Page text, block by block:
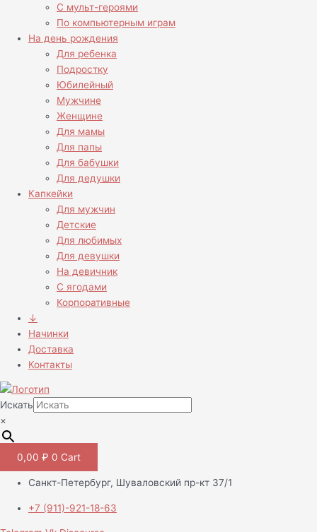
С мульт-героями
По компьютерным играм
На день рождения
Для ребенка
Подростку
Юбилейный
Мужчине
Женщине
Для мамы
Для папы
Для бабушки
Для дедушки
Капкейки
Для мужчин
Детские
Для любимых
Для девушки
На девичник
С ягодами
Корпоративные
↓
Начинки
Доставка
Контакты
Искать
×
0,00 ₽ 0 Cart
Санкт-Петербург, Шуваловский пр-кт 37/1
+7 (911)-921-18-63